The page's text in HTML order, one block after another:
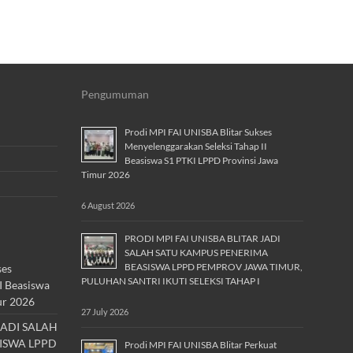
Beasiswa
2026
SALAH
LPPD
Pengumuman
Prodi MPI FAI UNISBA Blitar Sukses
Menyelenggarakan Seleksi Tahap II
Beasiswa S1 PTKI LPPD Provinsi Jawa
Timur 2026
6 August 2026
PRODI MPI FAI UNISBA BLITAR JADI
SALAH SATU KAMPUS PENERIMA
BEASISWA LPPD PEMPROV JAWA TIMUR,
PULUHAN SANTRI IKUTI SELEKSI TAHAP I
27 July 2026
Prodi MPI FAI UNISBA Blitar Perkuat